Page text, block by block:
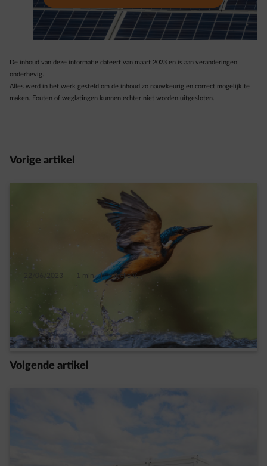
De inhoud van deze informatie dateert van maart 2023 en is aan veranderingen
onderhevig.
Alles werd in het werk gesteld om de inhoud zo nauwkeurig en correct mogelijk te
maken. Fouten of weglatingen kunnen echter niet worden uitgesloten.
Vorige artikel
22/06/2023 1 min. | Isabelle V.
Geo-engineering: ENGIE wil onderzoek
aanmoedigen
Meer lezen
Volgende artikel